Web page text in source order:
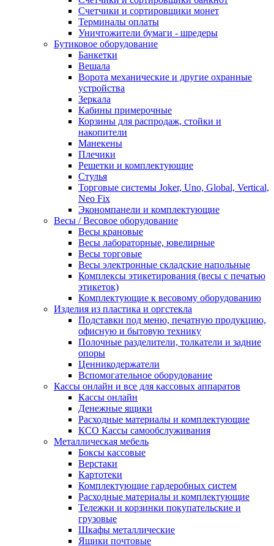
Счетчики и сортировщики монет
Терминалы оплаты
Уничтожители бумаги - шредеры
Бутиковое оборудование
Банкетки
Вешала
Ворота механические и другие охранные
устройства
Зеркала
Кабины примерочные
Корзины для распродаж, стойки и
накопители
Манекены
Плечики
Решетки и комплектующие
Стулья
Торговые системы Joker, Uno, Global, Vertical,
Neo Fix
Экономпанели и комплектующие
Весы / Весовое оборудование
Весы крановые
Весы лабораторные, ювелирные
Весы торговые
Весы электронные складские напольные
Комплексы этикетирования (весы с печатью
этикеток)
Комплектующие к весовому оборудованию
Изделия из пластика и оргстекла
Подставки под меню, печатную продукцию,
офисную и бытовую технику
Полочные разделители, толкатели и задние
опоры
Ценникодержатели
Вспомогательное оборудование
Кассы онлайн и все для кассовых аппаратов
Кассы онлайн
Денежные ящики
Расходные материалы и комплектующие
КСО Кассы самообслуживания
Металлическая мебель
Боксы кассовые
Верстаки
Картотеки
Комплектующие гардеробных систем
Расходные материалы и комплектующие
Тележки и корзинки покупательские и
грузовые
Шкафы металлические
Ящики почтовые